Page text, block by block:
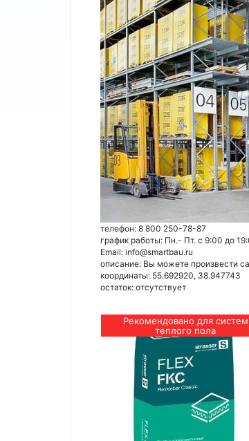
телефон: 8 800 250-78-87
график работы: Пн.- Пт. с 9:00 до
Email: info@smartbau.ru
описание: Вы можете произвести
координаты: 55.692920, 38.947743
остаток: отсутствует
Рекомендовано для систем
теплого пола